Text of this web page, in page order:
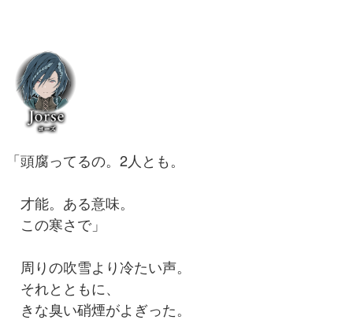
「頭腐ってるの。2人とも。
才能。ある意味。
この寒さで」
周りの吹雪より冷たい声。
それとともに、
きな臭い硝煙がよぎった。